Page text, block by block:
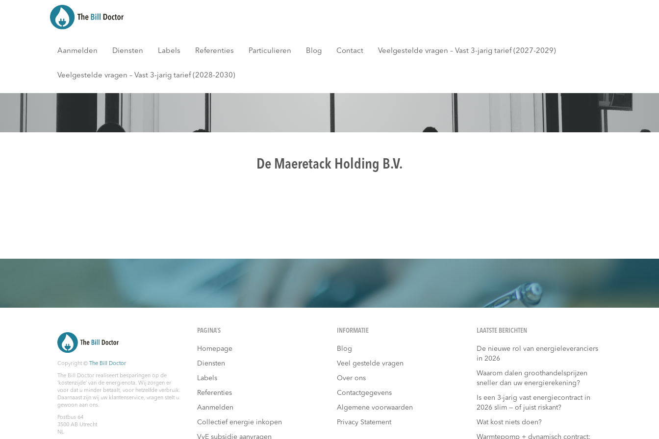
Aanmelden Diensten Labels Referenties Particulieren Blog Contact Veelgestelde vragen – Vast 3-jarig tarief (2027-2029)
Veelgestelde vragen – Vast 3-jarig tarief (2028-2030)
Blog
De Maeretack Holding B.V.
Copyright © The Bill Doctor
The Bill Doctor realiseert besparingen op de
‘kostenzijde’ van de energienota. Wij zorgen er
voor dat u minder betaalt, voor hetzelfde verbruik.
Daarnaast zijn wij uw klantenservice, vragen stelt u
gewoon aan ons.
Postbus 64
3500 AB Utrecht
NL
PAGINA’S
Homepage
Diensten
Labels
Referenties
Aanmelden
Collectief energie inkopen
VvE subsidie aanvragen
INFORMATIE
Blog
Veel gestelde vragen
Over ons
Contactgegevens
Algemene voorwaarden
Privacy Statement
LAATSTE BERICHTEN
De nieuwe rol van energieleveranciers
in 2026
Waarom dalen groothandelsprijzen
sneller dan uw energierekening?
Is een 3-jarig vast energiecontract in
2026 slim — of juist riskant?
Wat kost niets doen?
Warmtepomp + dynamisch contract: